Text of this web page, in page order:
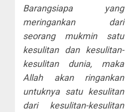
Barangsiapa yang
meringankan dari
seorang mukmin satu
kesulitan dan kesulitan-
kesulitan dunia, maka
Allah akan ringankan
untuknya satu kesulitan
dari kesulitan-kesulitan